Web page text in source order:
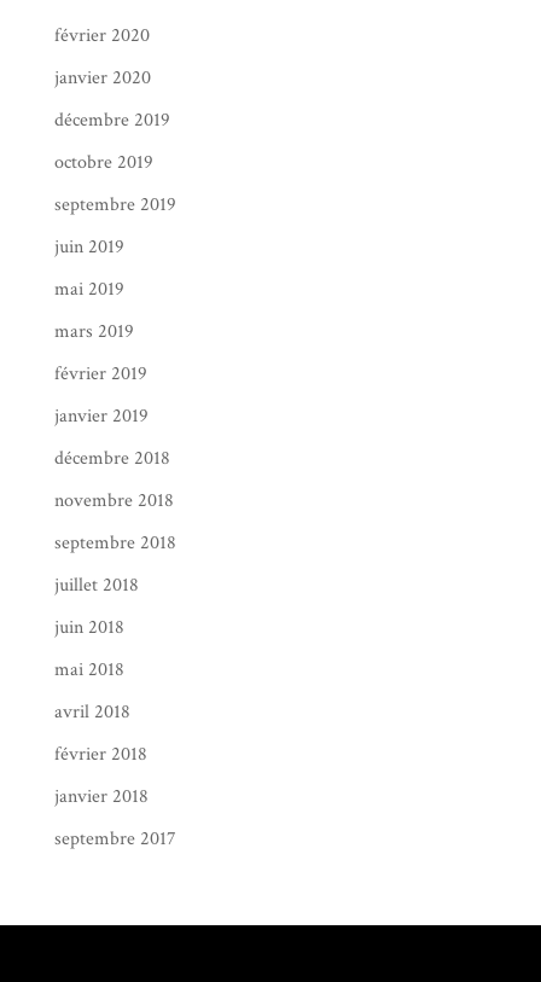
février 2020
janvier 2020
décembre 2019
octobre 2019
septembre 2019
juin 2019
mai 2019
mars 2019
février 2019
janvier 2019
décembre 2018
novembre 2018
septembre 2018
juillet 2018
juin 2018
mai 2018
avril 2018
février 2018
janvier 2018
septembre 2017